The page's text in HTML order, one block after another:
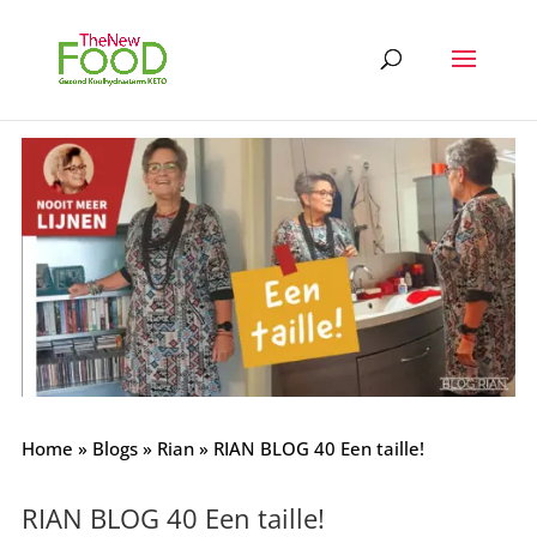
Home » Blogs» Rian» RIAN BLOG 40 Een taille!
RIAN BLOG 40 Een taille!